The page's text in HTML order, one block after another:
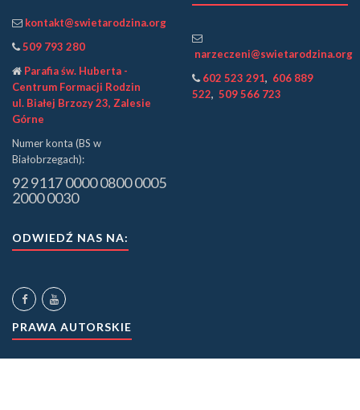
kontakt@swietarodzina.org
509 793 280
Parafia św. Huberta -
Centrum Formacji Rodzin
ul. Białej Brzozy 23, Zalesie
Górne
Numer konta (BS w
Białobrzegach):
92 9117 0000 0800 0005
2000 0030
narzeczeni@swietarodzina.org
602 523 291, 606 889
522, 509 566 723
ODWIEDŹ NAS NA:
PRAWA AUTORSKIE